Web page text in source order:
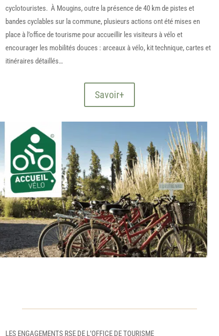
cyclotouristes. À Mougins, outre la présence de 40 km de pistes et
bandes cyclables sur la commune, plusieurs actions ont été mises en
place à l’office de tourisme pour accueillir les visiteurs à vélo et
encourager les mobilités douces : arceaux à vélo, kit technique, cartes et
itinéraires détaillés…
Savoir+
LES ENGAGEMENTS RSE DE L’OFFICE DE TOURISME